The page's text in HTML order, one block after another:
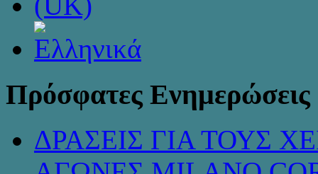
Πρόσφατες Ενημερώσεις
ΔΡΑΣΕΙΣ ΓΙΑ ΤΟΥΣ